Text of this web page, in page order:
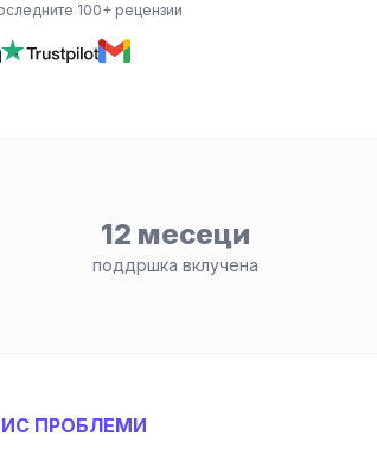
100+ рецензии
12 месеци
поддршка вклучена
ПРОБЛЕМИ